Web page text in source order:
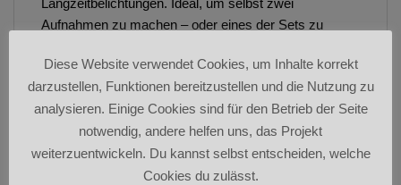
Langzeitbelichtungen. Ideal, um selbst zwei
Aufnahmen zu machen – oder eines der Sets zu
Lochkamera(geladen mit
lichtempfindlichem Fotopapier)
Diese Website verwendet Cookies, um Inhalte korrekt
darzustellen, Funktionen bereitzustellen und die Nutzung zu
analysieren. Einige Cookies sind für den Betrieb der Seite
notwendig, andere helfen uns, das Projekt
weiterzuentwickeln. Du kannst selbst entscheiden, welche
Cookies du zulässt.